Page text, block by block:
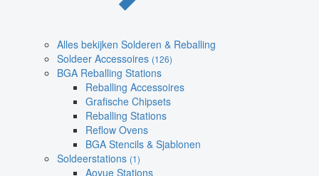
Alles bekijken Solderen & Reballing
Soldeer Accessoires (126)
BGA Reballing Stations
Reballing Accessoires
Grafische Chipsets
Reballing Stations
Reflow Ovens
BGA Stencils & Sjablonen
Soldeerstations (1)
Aoyue Stations